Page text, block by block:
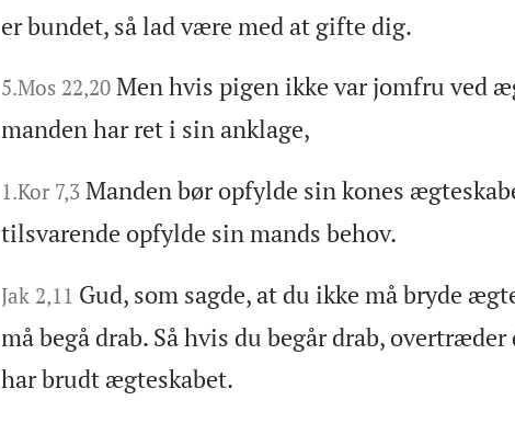
er bundet, så lad være med at gifte dig.
5.Mos 22,20 Men hvis pigen ikke var jomfru ved
manden har ret i sin anklage,
1.Kor 7,3 Manden bør opfylde sin kones
tilsvarende opfylde sin mands behov.
Jak 2,11 Gud, som sagde, at du ikke må bryde
må begå drab. Så hvis du begår drab,
har brudt ægteskabet.